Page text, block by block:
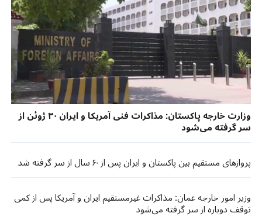
وزارت خارجه پاکستان: مذاکرات فنی آمریکا و ایران ۳۰ ژوئن از
سر گرفته می‌شود
پروازهای مستقیم بین پاکستان و ایران پس از ۶۰ سال از سر گرفته شد
وزیر امور خارجه عمان: مذاکرات غیرمستقیم ایران و آمریکا پس از کمی
توقف دوباره از سر گرفته می‌شود